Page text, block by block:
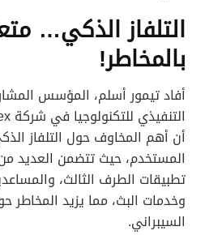
التلفاز الذكي…
بالمخاطر!
أفاد تيمور أسلم، المؤسس
أن أهم المخاوف حول التلفاز
المستخدم، حيث تتضمن العديد
تطبيقات الطرف الثالث،
وخدمات البث، مما يزيد المخاطر
السيبراني.